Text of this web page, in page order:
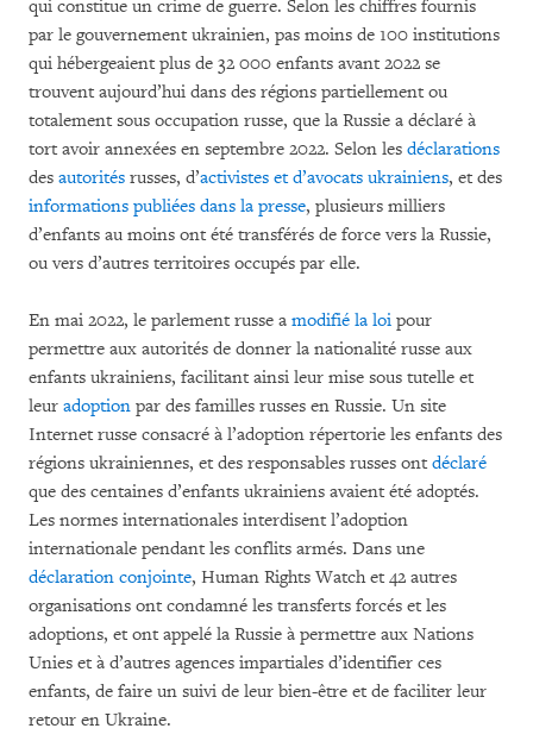
qui constitue un crime de guerre. Selon les chiffres fournis
par le gouvernement ukrainien, pas moins de 100 institutions
qui hébergeaient plus de 32 000 enfants avant 2022 se
trouvent aujourd’hui dans des régions partiellement ou
totalement sous occupation russe, que la Russie a déclaré à
tort avoir annexées en septembre 2022. Selon les déclarations
des autorités russes, d’activistes et d’avocats ukrainiens, et des
informations publiées dans la presse, plusieurs milliers
d’enfants au moins ont été transférés de force vers la Russie,
ou vers d’autres territoires occupés par elle.
En mai 2022, le parlement russe a modifié la loi pour
permettre aux autorités de donner la nationalité russe aux
enfants ukrainiens, facilitant ainsi leur mise sous tutelle et
leur adoption par des familles russes en Russie. Un site
Internet russe consacré à l’adoption répertorie les enfants des
régions ukrainiennes, et des responsables russes ont déclaré
que des centaines d’enfants ukrainiens avaient été adoptés.
Les normes internationales interdisent l’adoption
internationale pendant les conflits armés. Dans une
déclaration conjointe, Human Rights Watch et 42 autres
organisations ont condamné les transferts forcés et les
adoptions, et ont appelé la Russie à permettre aux Nations
Unies et à d’autres agences impartiales d’identifier ces
enfants, de faire un suivi de leur bien-être et de faciliter leur
retour en Ukraine.